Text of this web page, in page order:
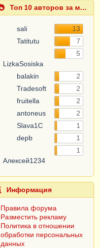
Топ 10 авторов за месяц
sali
13
Tatitutu
7
LizkaSosiska
5
balakin
2
Tradesoft
2
fruitella
2
antoneus
2
Slava1C
1
depb
1
Алексей1234
1
Информация
Правила форума
Разместить рекламу
Политика в отношении
обработки персональных
данных